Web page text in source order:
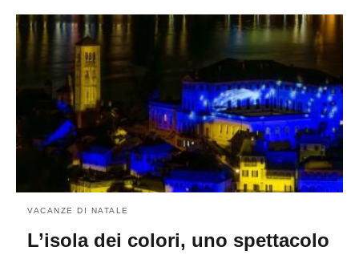
VACANZE DI NATALE
L’isola dei colori, uno spettacolo